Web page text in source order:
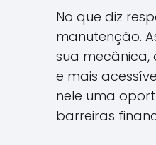
No que diz
manutenção.
sua
e mais
nele uma
barreiras